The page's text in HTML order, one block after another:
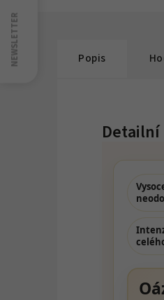
Popis
NEWSLETTER